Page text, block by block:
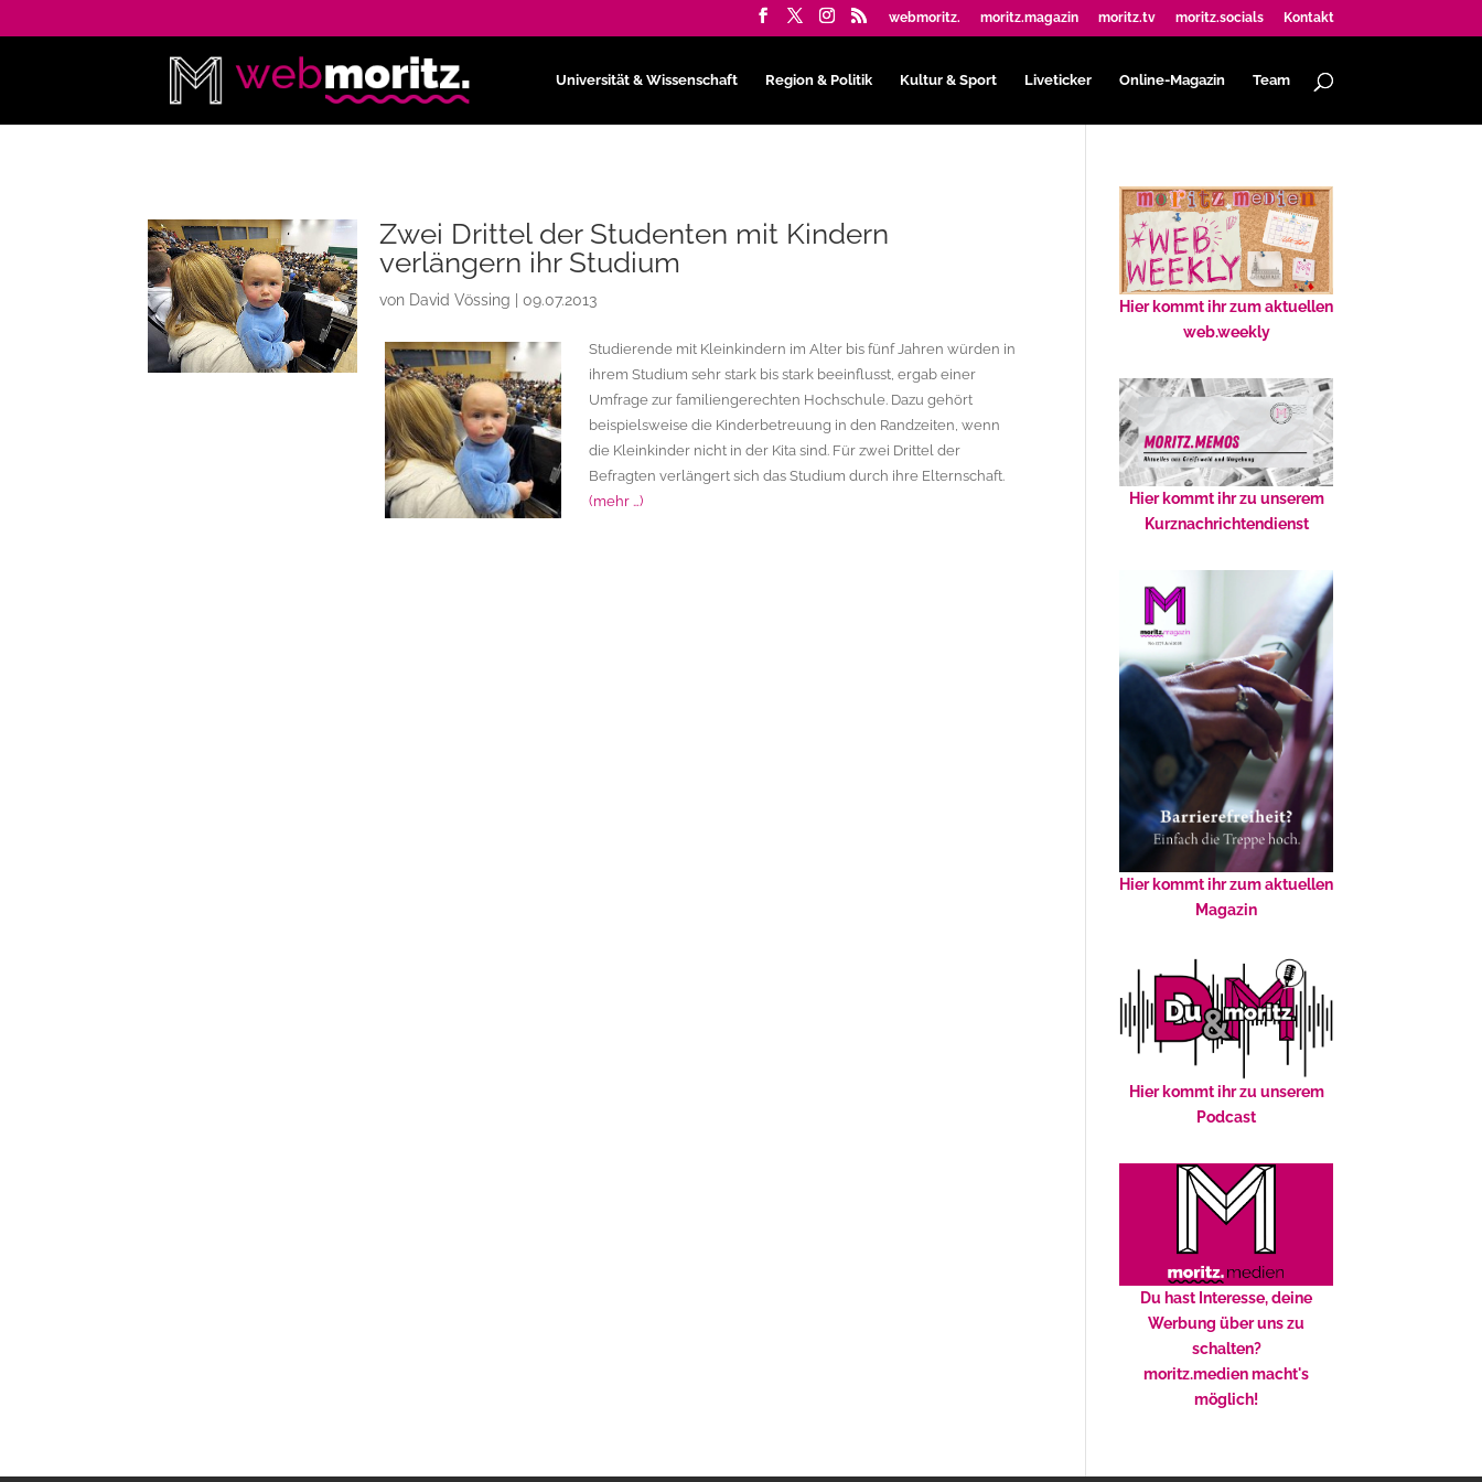
webmoritz. moritz.magazin moritz.tv moritz.socials Kontakt
Universität & Wissenschaft Region & Politik Kultur & Sport Liveticker Online-Magazin Team
Zwei Drittel der Studenten mit Kindern
verlängern ihr Studium
von David Vössing |09.07.2013
Studierende mit Kleinkindern im Alter bis fünf Jahren würden in
ihrem Studium sehr stark bis stark beeinflusst, ergab einer
Umfrage zur familiengerechten Hochschule. Dazu gehört
beispielsweise die Kinderbetreuung in den Randzeiten, wenn
die Kleinkinder nicht in der Kita sind. Für zwei Drittel der
Befragten verlängert sich das Studium durch ihre Elternschaft.
(mehr …)
Hier kommt ihr zum aktuellen
web.weekly
Hier kommt ihr zu unserem
Kurznachrichtendienst
Hier kommt ihr zum aktuellen
Magazin
Hier kommt ihr zu unserem
Podcast
Du hast Interesse, deine
Werbung über uns zu
schalten?
moritz.medien macht's
möglich!